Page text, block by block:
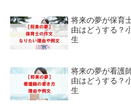
将来の夢が保育
由はどうする？
生
将来の夢が看護
由はどうする？
生